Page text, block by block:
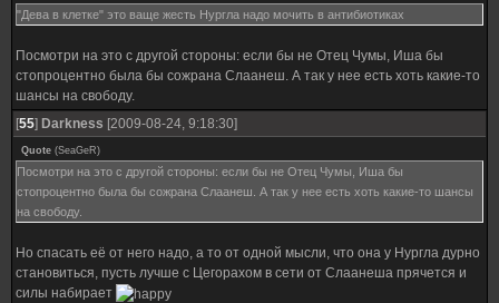
"Дева в клетке" это ваще жесть Нургла надо мочить в антибиотиках
Посмотри на это с другой стороны: если бы не Отец Чумы, Иша бы
стопроцентно была бы сожрана Слаанеш. А так у нее есть хоть какие-то
шансы на свободу.
[55] Darkness [2009-08-24, 9:18:30]
Quote (SeaGeR)
Посмотри на это с другой стороны: если бы не Отец Чумы, Иша бы
стопроцентно была бы сожрана Слаанеш. А так у нее есть хоть какие-то шансы
на свободу.
Но спасать её от него надо, а то от одной мысли, что она у Нургла дурно
становиться, пусть лучше с Цегорахом в сети от Слаанеша прячется и
силы набирает